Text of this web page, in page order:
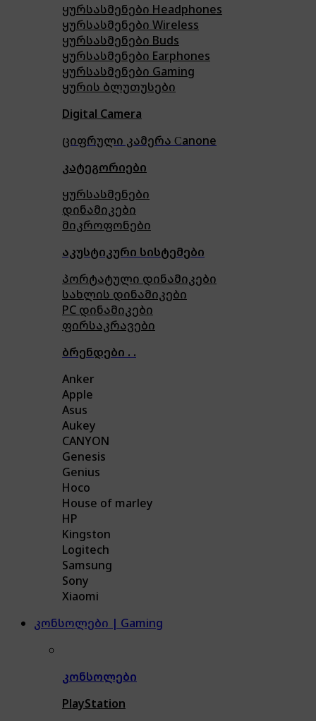
ყურსასმენები Headphones
ყურსასმენები Wireless
ყურსასმენები Buds
ყურსასმენები Earphones
ყურსასმენები Gaming
ყურის ბლუთუსები
Digital Camera
ციფრული კამერა Сanone
კატეგორიები
ყურსასმენები
დინამიკები
მიკროფონები
აკუსტიკური სისტემები
პორტატული დინამიკები
სახლის დინამიკები
PC დინამიკები
ფირსაკრავები
ბრენდები . .
Anker
Apple
Asus
Aukey
CANYON
Genesis
Genius
Hoco
House of marley
HP
Kingston
Logitech
Samsung
Sony
Xiaomi
კონსოლები | Gaming
კონსოლები
PlayStation